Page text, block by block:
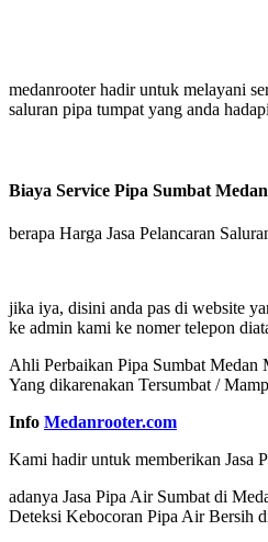
medanrooter hadir untuk melayani
saluran pipa tumpat yang anda
Biaya Service Pipa Sumbat Medan
berapa Harga Jasa Pelancaran
jika iya, disini anda pas di website
ke admin kami ke nomer telepon
Ahli Perbaikan Pipa Sumbat Medan
Yang dikarenakan Tersumbat /
Info Medanrooter.com
Kami hadir untuk memberikan Jasa
adanya Jasa Pipa Air Sumbat di
Deteksi Kebocoran Pipa Air Bersih